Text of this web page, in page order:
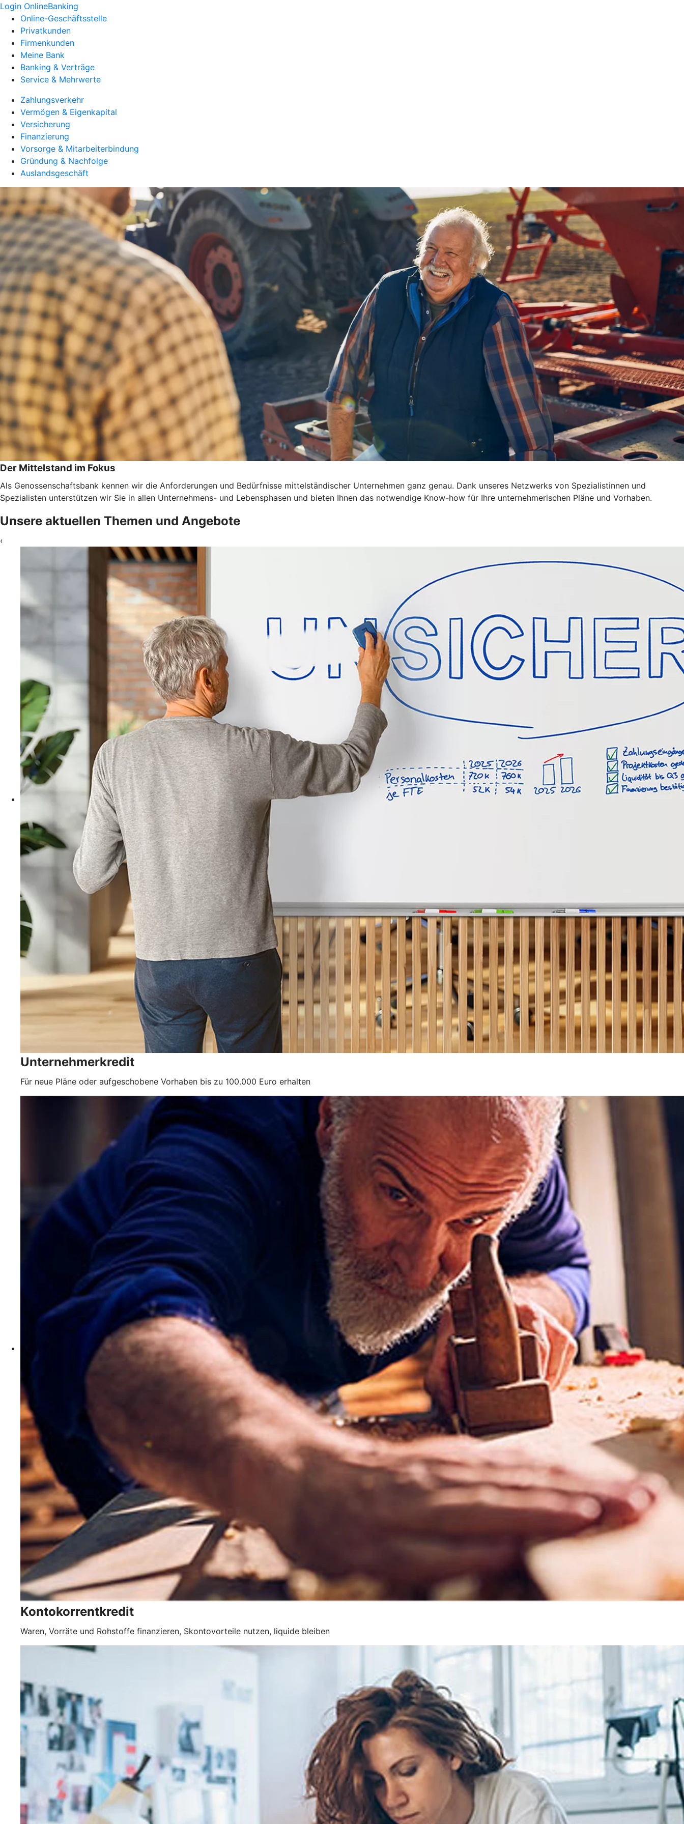
Login OnlineBanking
Online-Geschäftsstelle
Privatkunden
Firmenkunden
Meine Bank
Banking & Verträge
Service & Mehrwerte
Zahlungsverkehr
Vermögen & Eigenkapital
Versicherung
Finanzierung
Vorsorge & Mitarbeiterbindung
Gründung & Nachfolge
Auslandsgeschäft
Der Mittelstand im Fokus
Als Genossenschaftsbank kennen wir die Anforderungen und Bedürfnisse mittelständischer Unternehmen ganz genau. Dank unseres Netzwerks von Spezialistinnen und
Spezialisten unterstützen wir Sie in allen Unternehmens- und Lebensphasen und bieten Ihnen das notwendige Know-how für Ihre unternehmerischen Pläne und Vorhaben.
Unsere aktuellen Themen und Angebote
‹
Unternehmerkredit
Für neue Pläne oder aufgeschobene Vorhaben bis zu 100.000 Euro erhalten
Kontokorrentkredit
Waren, Vorräte und Rohstoffe finanzieren, Skontovorteile nutzen, liquide bleiben